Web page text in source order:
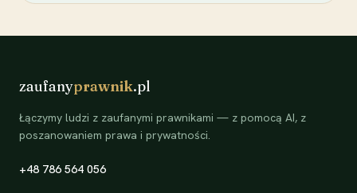
zaufanyprawnik.pl
Łączymy ludzi z zaufanymi prawnikami — z pomocą AI, z
poszanowaniem prawa i prywatności.
+48 786 564 056